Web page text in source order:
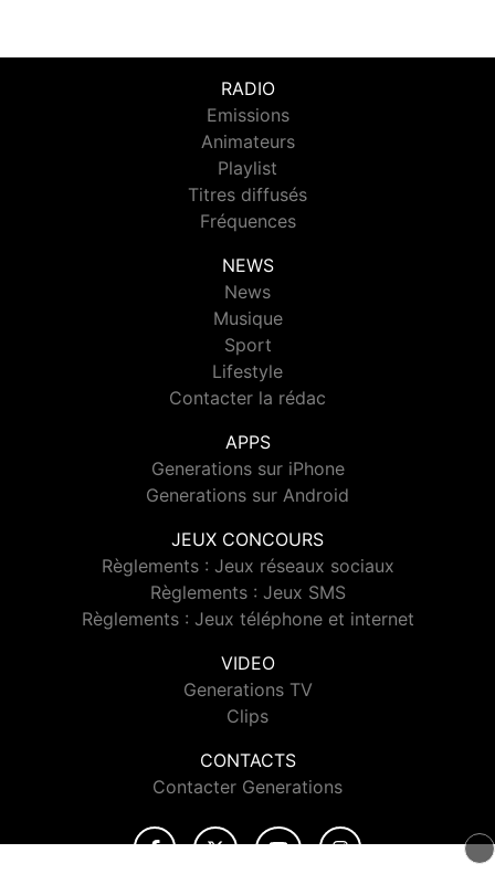
RADIO
Emissions
Animateurs
Playlist
Titres diffusés
Fréquences
NEWS
News
Musique
Sport
Lifestyle
Contacter la rédac
APPS
Generations sur iPhone
Generations sur Android
JEUX CONCOURS
Règlements : Jeux réseaux sociaux
Règlements : Jeux SMS
Règlements : Jeux téléphone et internet
VIDEO
Generations TV
Clips
CONTACTS
Contacter Generations